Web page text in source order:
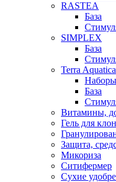
RASTEA
База
SIMPLEX
База
Terra Aquatica
Наборы
База
Витамины,
Гель для
Защита,
Микориза
Ситифермер
Сухие